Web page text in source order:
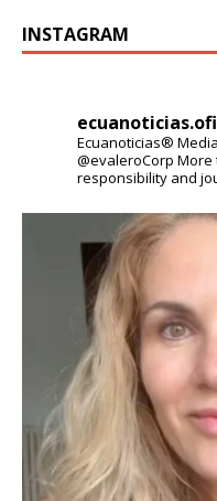
INSTAGRAM
Ecuanoticias®
@evaleroCorp More
responsibility and